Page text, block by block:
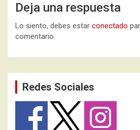
Deja una respuesta
Lo siento, debes estar conectado
comentario.
Redes Sociales